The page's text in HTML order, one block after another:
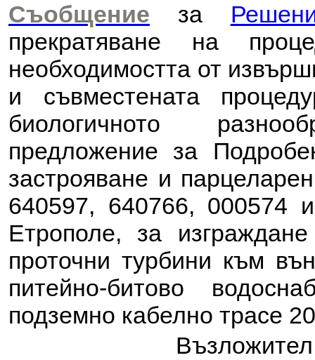
Съобщение за
прекратяване на
необходимостта от
и съвместената
биологичното
предложение за
застрояване и
640597, 640766, 000574
Етрополе, за
проточни турбини към
питейно-битово
подземно кабелно трасе